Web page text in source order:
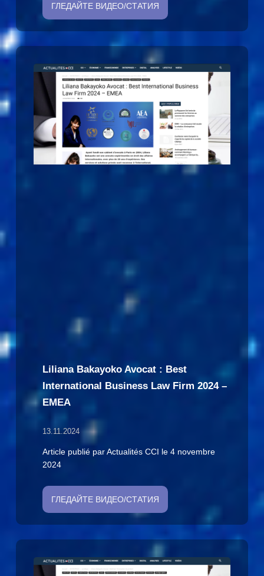
ГЛЕДАЙТЕ ВИДЕО/СТАТИЯ
Liliana Bakayoko Avocat : Best
International Business Law Firm 2024 –
EMEA
13.11.2024
Article publié par Actualités CCI le 4 novembre
2024
ГЛЕДАЙТЕ ВИДЕО/СТАТИЯ